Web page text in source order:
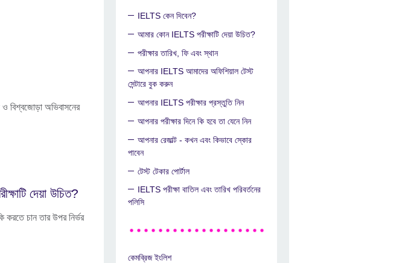
বিশ্বজোড়া অভিবাসনের
দেয়া উচিত?
চান তার উপর নির্ভর
IELTS কেন দিবেন?
আমার কোন IELTS পরীক্ষাটি দেয়া উচিত?
পরীক্ষার তারিখ, ফি এবং স্থান
আপনার IELTS আমাদের অফিশিয়াল টেস্ট
সেন্টারে বুক করুন
আপনার IELTS পরীক্ষার প্রস্তুতি নিন
আপনার পরীক্ষার দিনে কি হবে তা যেনে নিন
আপনার রেজাল্ট - কখন এবং কিভাবে স্কোর
পাবেন
টেস্ট টেকার পোর্টাল
IELTS পরীক্ষা বাতিল এবং তারিখ পরিবর্তনের
পলিসি
কেমব্রিজ ইংলিশ